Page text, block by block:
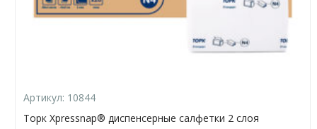
Артикул: 10844
Торк Xpressnap® диспенсерные салфетки 2 слоя